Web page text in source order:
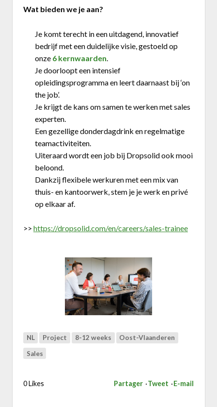
Wat bieden we je aan?
Je komt terecht in een uitdagend, innovatief
bedrijf met een duidelijke visie, gestoeld op
onze 6 kernwaarden
Je doorloopt een intensief
opleidingsprogramma en leert daarnaast bij ‘on
the job’.
Je krijgt de kans om samen te werken met sales
experten.
Een gezellige donderdagdrink en regelmatige
teamactiviteiten.
Uiteraard wordt een job bij Dropsolid ook mooi
beloond.
Dankzij flexibele werkuren met een mix van
thuis- en kantoorwerk, stem je je werk en privé
op elkaar af.
>> https://dropsolid.com/en/careers/sales-trainee
NL Project 8-12 weeks Oost-Vlaanderen
Sales
0 Likes Partager Tweet E-mail